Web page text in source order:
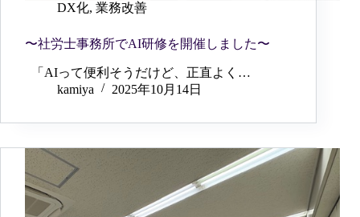
DX化, 業務改善
〜社労士事務所でAI研修を開催しました〜
「AIって便利そうだけど、正直よく…
kamiya
2025年10月14日